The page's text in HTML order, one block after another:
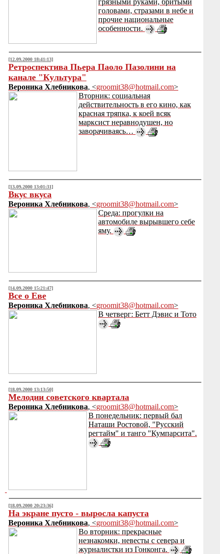
грязными руками, бритыми
головами, стразами в небе и
прочие национальные
особенности.
[12.09.2000 18:41:13]
Ретроспектива Пьера Паоло Пазолини на
канале "Культура"
Вероника Хлебникова, <groomit38@hotmail.com>
Вторник: социальная
действительность в его кино, как
красная тряпка, к коей всяк
марксист неравнодушен, но
заворачиваясь…
[13.09.2000 13:01:31]
Вкус вкуса
Вероника Хлебникова, <groomit38@hotmail.com>
Среда: прогулки на
автомобиле вырывшего себе
яму.
[14.09.2000 15:21:47]
Все о Еве
Вероника Хлебникова, <groomit38@hotmail.com>
В четверг: Бетт Дэвис и Тото
[18.09.2000 13:13:50]
Мелодии советского квартала
Вероника Хлебникова, <groomit38@hotmail.com>
В понедельник: первый бал
Наташи Ростовой, "Русский
регтайм" и танго "Кумпарсита".
[18.09.2000 20:23:36]
На экране пусто - выросла капуста
Вероника Хлебникова, <groomit38@hotmail.com>
Во вторник: прекрасные
незнакомки, невесты с севера и
журналистки из Гонконга.